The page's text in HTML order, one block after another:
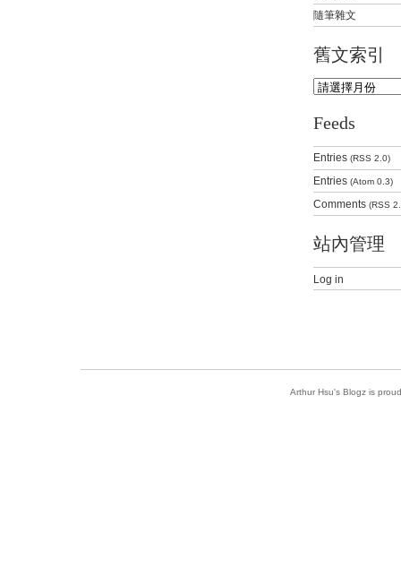
隨筆雜文
舊文索引
Feeds
Entries (RSS 2.0)
Entries (Atom 0.3)
Comments (RSS
站內管理
Log in
Arthur Hsu's Blogz is